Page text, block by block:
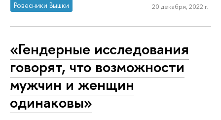
Ровесники Вышки 20 декабря, 2022 г.
«Гендерные исследования
говорят, что возможности
мужчин и женщин
одинаковы»